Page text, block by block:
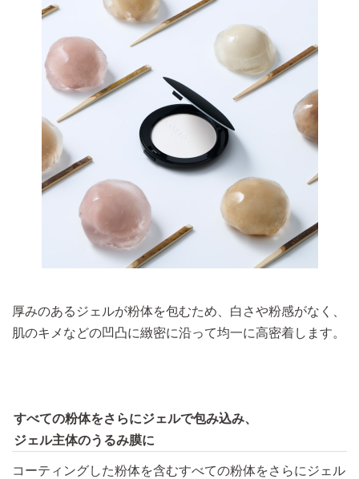
厚みのあるジェルが粉体を包むため、白さや粉感がなく、
肌のキメなどの凹凸に緻密に沿って均一に高密着します。
すべての粉体をさらにジェルで包み込み、
ジェル主体のうるみ膜に
コーティングした粉体を含むすべての粉体をさらにジェル